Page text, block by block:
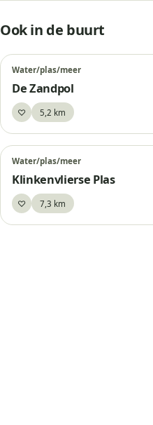
Ook in de buurt
Water/plas/meer
De Zandpol
♡Bewaar5,2 km
Water/plas/meer
Klinkenvlierse Plas
♡Bewaar7,3 km